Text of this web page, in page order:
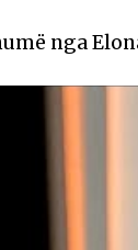
nga